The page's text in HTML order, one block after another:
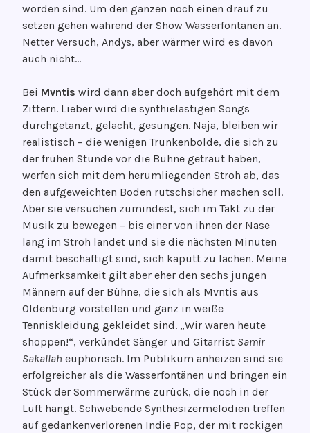
worden sind. Um den ganzen noch einen drauf zu
setzen gehen während der Show Wasserfontänen an.
Netter Versuch, Andys, aber wärmer wird es davon
auch nicht…
Bei Mvntis wird dann aber doch aufgehört mit dem
Zittern. Lieber wird die synthielastigen Songs
durchgetanzt, gelacht, gesungen. Naja, bleiben wir
realistisch – die wenigen Trunkenbolde, die sich zu
der frühen Stunde vor die Bühne getraut haben,
werfen sich mit dem herumliegenden Stroh ab, das
den aufgeweichten Boden rutschsicher machen soll.
Aber sie versuchen zumindest, sich im Takt zu der
Musik zu bewegen – bis einer von ihnen der Nase
lang im Stroh landet und sie die nächsten Minuten
damit beschäftigt sind, sich kaputt zu lachen. Meine
Aufmerksamkeit gilt aber eher den sechs jungen
Männern auf der Bühne, die sich als Mvntis aus
Oldenburg vorstellen und ganz in weiße
Tenniskleidung gekleidet sind. „Wir waren heute
shoppen!“, verkündet Sänger und Gitarrist Samir
Sakallah euphorisch. Im Publikum anheizen sind sie
erfolgreicher als die Wasserfontänen und bringen ein
Stück der Sommerwärme zurück, die noch in der
Luft hängt. Schwebende Synthesizermelodien treffen
auf gedankenverlorenen Indie Pop, der mit rockigen